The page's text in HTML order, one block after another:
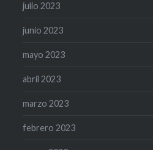
julio 2023
junio 2023
mayo 2023
abril 2023
marzo 2023
febrero 2023